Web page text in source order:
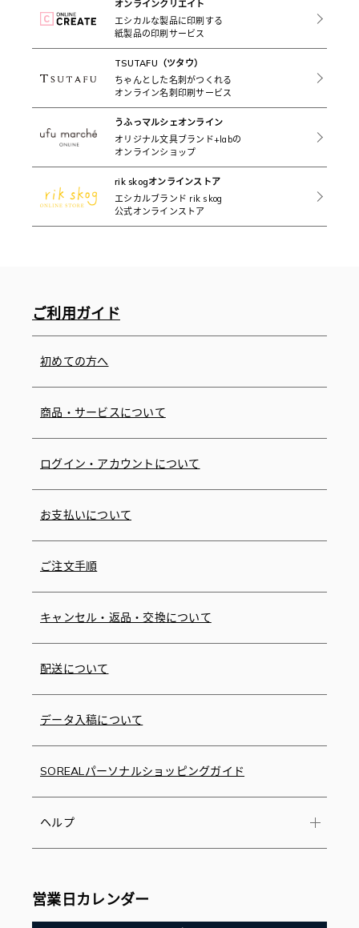
オンラインクリエイト
エシカルな製品に印刷する
紙製品の印刷サービス
TSUTAFU（ツタウ）
ちゃんとした名刺がつくれる
オンライン名刺印刷サービス
うふっマルシェオンライン
オリジナル文具ブランド+labの
オンラインショップ
rik skogオンラインストア
エシカルブランド rik skog
公式オンラインストア
ご利用ガイド
初めての方へ
商品・サービスについて
ログイン・アカウントについて
お支払いについて
ご注文手順
キャンセル・返品・交換について
配送について
データ入稿について
SOREALパーソナルショッピングガイド
ヘルプ
営業日カレンダー